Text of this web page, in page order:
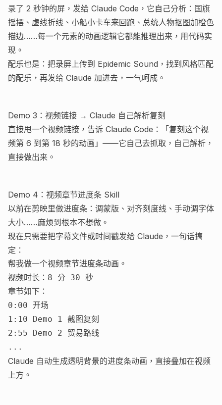
录了 2 秒钟的屏，发给 Claude Code，它自己分析：国旗
摇摆、虚线折线、小船小卡车来回跑、总统人物抠图加橙色
描边……每一个元素的动画逻辑它都能推理出来，用代码实
现。
配乐也是：把录屏上传到 Epidemic Sound，找到风格匹配
的配乐，再发给 Claude 加进去，一气呵成。
Demo 3：视频链接 → Claude 自己解析复刻
直接甩一个视频链接，告诉 Claude Code：「复刻这个视
频第 6 到第 18 秒的动画」——它自己去抓取，自己解析，
直接做出来。
Demo 4：视频章节进度条 Skill
以前在剪映里做进度条：调蒙版、对齐刻度线、手动调字体
大小……麻烦到根本不想做。
现在只需要把字幕文件或时间戳发给 Claude，一句话搞
定：
帮我做一个视频章节进度条动画。
视频时长：8 分 30 秒
章节如下：
0:00 开场
1:10 Demo 1 截图复刻
2:55 Demo 2 贸易路线
Claude 自动生成透明背景的进度条动画，直接叠加在视频
上方。